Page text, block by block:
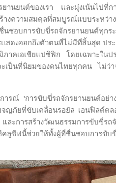
ยานยนต์ของเรา และมุ่งเน้นไป
งความสมดุลที่สมบูรณ์แบบระหว่
อบการขับขี่รถจักรยานยนต์ทุก
แสดงออกถึงตัวตนที่ไม่มีที่สิ้นสุด
าคเอเชียแปซิฟิก โดยเฉพาะใ
เป็นที่นิยมของคนไทยทุกคน ไม่
รณ์ 'การขับขี่รถจักรยานยนต์อย่
ภัยที่ขับเคลื่อนรอยัล เอนฟิลด์ต
ะการสร้างวัฒนธรรมการขับขี่ร
คลูซีฟนี้ช่วยให้ทั้งผู้ที่ชื่นชอบการขั